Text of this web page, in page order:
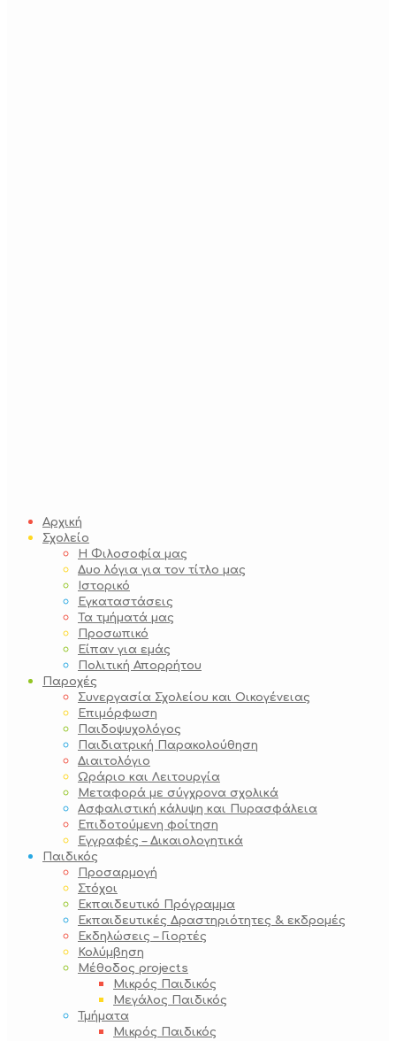
Αρχική
Σχολείο
Η Φιλοσοφία μας
Δυο λόγια για τον τίτλο μας
Ιστορικό
Εγκαταστάσεις
Τα τμήματά μας
Προσωπικό
Είπαν για εμάς
Πολιτική Απορρήτου
Παροχές
Συνεργασία Σχολείου και Οικογένειας
Επιμόρφωση
Παιδοψυχολόγος
Παιδιατρική Παρακολούθηση
Διαιτολόγιο
Ωράριο και Λειτουργία
Μεταφορά με σύγχρονα σχολικά
Ασφαλιστική κάλυψη και Πυρασφάλεια
Επιδοτούμενη φοίτηση
Εγγραφές – Δικαιολογητικά
Παιδικός
Προσαρμογή
Στόχοι
Εκπαιδευτικό Πρόγραμμα
Εκπαιδευτικές Δραστηριότητες & εκδρομές
Εκδηλώσεις – Γιορτές
Κολύμβηση
Μέθοδος projects
Μικρός Παιδικός
Μεγάλος Παιδικός
Τμήματα
Μικρός Παιδικός